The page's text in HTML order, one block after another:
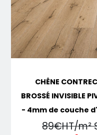
CHÊNE
BROSSÉ INVISIBLE
- 4mm de couche
89€HT/m²